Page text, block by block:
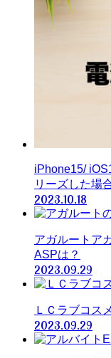
iPhone15/
リーズした場
2023.10.18
アガルートア
ASPは？
2023.09.29
ＬＣラブコス
2023.09.29